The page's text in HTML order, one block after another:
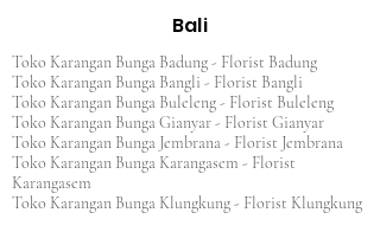
Bali
Toko Karangan Bunga Badung - Florist Badung
Toko Karangan Bunga Bangli - Florist Bangli
Toko Karangan Bunga Buleleng - Florist Buleleng
Toko Karangan Bunga Gianyar - Florist Gianyar
Toko Karangan Bunga Jembrana - Florist Jembrana
Toko Karangan Bunga Karangasem - Florist
Karangasem
Toko Karangan Bunga Klungkung - Florist Klungkung